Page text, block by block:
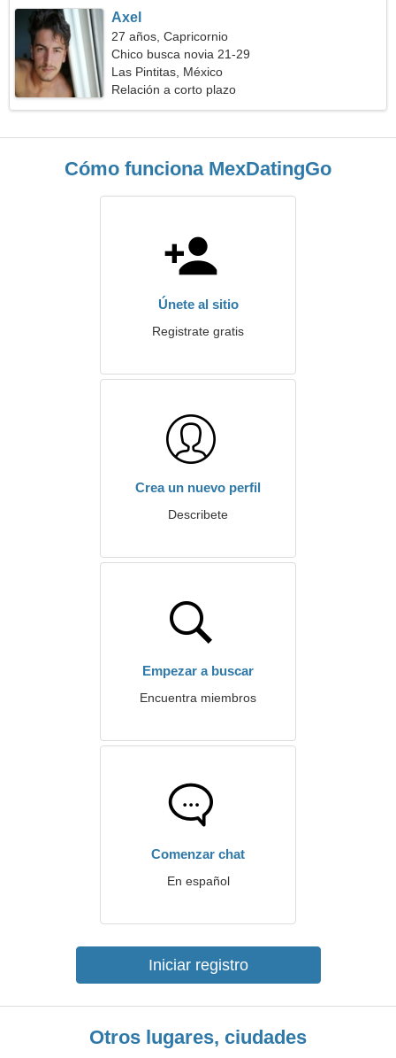
Axel
27 años, Capricornio
Chico busca novia 21-29
Las Pintitas, México
Relación a corto plazo
Cómo funciona MexDatingGo
Únete al sitio
Registrate gratis
Crea un nuevo perfil
Describete
Empezar a buscar
Encuentra miembros
Comenzar chat
En español
Iniciar registro
Otros lugares, ciudades